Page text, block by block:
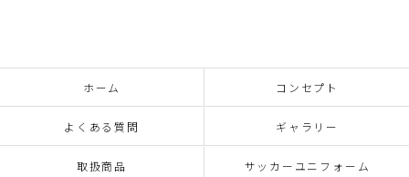
ホーム コンセプト
よくある質問 ギャラリー
取扱商品 サッカーユニフォーム